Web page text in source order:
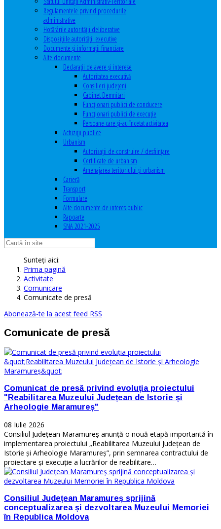
Regulamentele privind procedurile
administrative
Hotărârile autorităţii deliberative
Dispoziţiile autorităţii executive
Documente şi informaţii financiare
Alte documente
Declaraţii de avere şi interese
Autoritatea executivă
Consilieri judeţeni
Cabinet Demnitari
Funcţionari publici de conducere
Funcționari publici de execuție
Persoane care şi-au încetat activitatea
Achiziţii publice
Urbanism
Autorizații de construire / desființare
Certificate de urbanism
Amenajarea teritoriului şi urbanism
Carieră
Transport
Formulare
Alte documente de interes public
Rapoarte
SNA 2021-2025
Sunteți aici:
Prima pagină
Activitate
Comunicare
Comunicate de presă
Abonează-te la acest feed RSS
Comunicate de presă
Comunicat de presă privind evoluția proiectului
"Reabilitarea Muzeului Județean de Istorie și
Arheologie Maramureș"
08 Iulie 2026
Consiliul Județean Maramureș anunță o nouă etapă importantă în
implementarea proiectului „Reabilitarea Muzeului Județean de
Istorie și Arheologie Maramureș”, prin semnarea contractului de
proiectare și execuție a lucrărilor de reabilitare…
Consiliul Județean Maramureș sprijină
conceptualizarea și dezvoltarea Muzeului Memoriei
în Republica Moldova